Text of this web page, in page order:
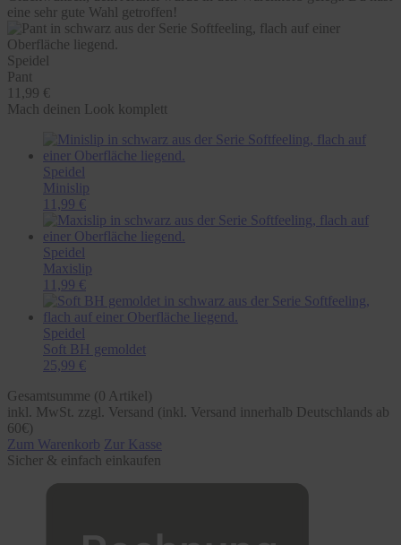
eine sehr gute Wahl getroffen!
Speidel
Pant
11,99 €
Mach deinen Look komplett
Speidel
Minislip
11,99 €
Speidel
Maxislip
11,99 €
Speidel
Soft BH gemoldet
25,99 €
Gesamtsumme (0 Artikel)
inkl. MwSt. zzgl. Versand (inkl. Versand innerhalb Deutschlands ab
60€)
Zum Warenkorb Zur Kasse
Sicher & einfach einkaufen